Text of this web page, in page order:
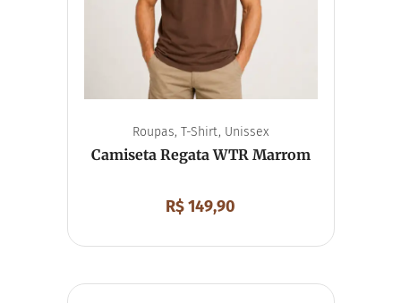
Roupas, T-Shirt, Unissex
Camiseta Regata WTR Marrom
R$149,90